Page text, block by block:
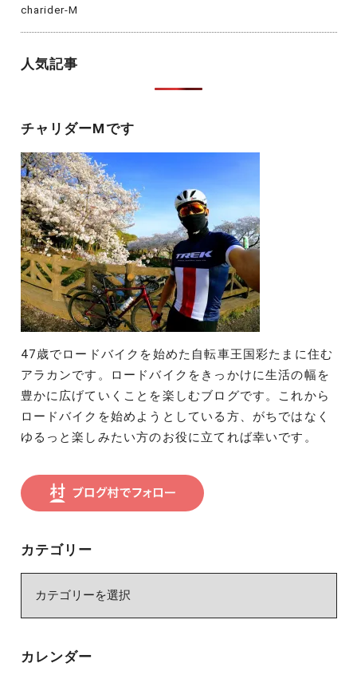
charider-M
人気記事
チャリダーMです
47歳でロードバイクを始めた自転車王国彩たまに住む
アラカンです。ロードバイクをきっかけに生活の幅を
豊かに広げていくことを楽しむブログです。これから
ロードバイクを始めようとしている方、がちではなく
ゆるっと楽しみたい方のお役に立てれば幸いです。
カテゴリー
ー
カレンダー